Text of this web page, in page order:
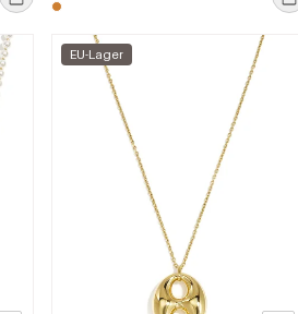
EU-Lager